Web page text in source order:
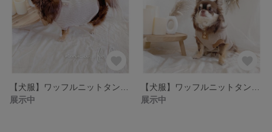
展示中
展示中